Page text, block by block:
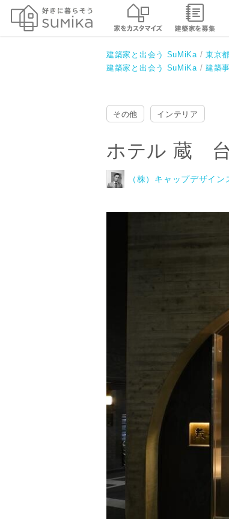
建築家と出会う SuMiKa 東京
建築家と出会う SuMiKa
建築
ホテル 蔵 台東区蔵前
（株）キャップデザイン
その他 インテリア
ホテル 蔵
（株）キャップデザイン